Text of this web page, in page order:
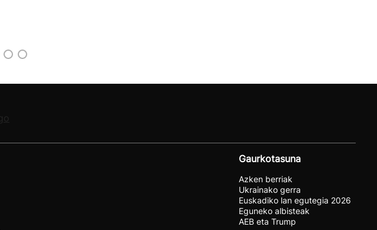
Gaurkotasuna
Azken berriak
Ukrainako gerra
Euskadiko lan egutegia 2026
Eguneko albisteak
AEB eta Trump